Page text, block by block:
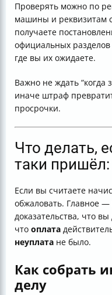
Проверять можно по
машины и реквизитам
получаете
официальных
где вы их ожидаете.
Важно не ждать “когда
иначе штраф
просрочки.
Что делать,
таки
Если вы считаете
обжаловать. Главное
доказательства, что
что оплата
неуплата не было.
Как собрать
делу